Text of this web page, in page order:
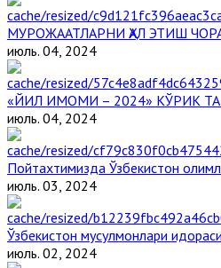
МУРОЖААТЛАРНИ ҲАЛ ЭТИШ
июль. 04, 2024
«ЙИЛ ИМОМИ – 2024» КЎРИК
июль. 04, 2024
Пойтахтимизда Ўзбекистон
июль. 03, 2024
Ўзбекистон мусулмонлари
июль. 02, 2024